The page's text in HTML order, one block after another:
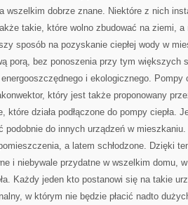
wszelkim dobrze znane. Niektóre z nich
takie, które wolno zbudować na ziemi, a
sposób na pozyskanie ciepłej wody w
porą, bez ponoszenia przy tym większych
i ekologicznego. Pompy
który jest także proponowany
które działa podłączone do pompy ciepła.
podobnie do innych urządzeń w
a latem schłodzone. Dzięki
i niebywale przydatne w wszelkim domu,
Każdy jeden kto postanowi się na takie
w którym nie będzie płacić nadto